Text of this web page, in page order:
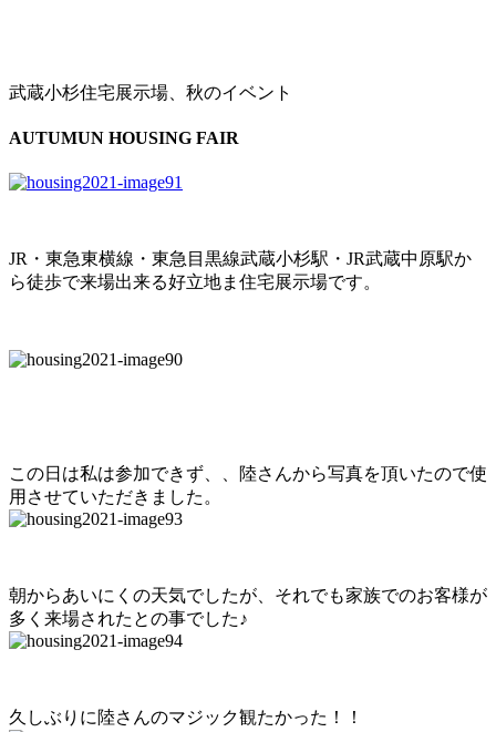
武蔵小杉住宅展示場、秋のイベント
AUTUMUN HOUSING FAIR
JR・東急東横線・東急目黒線武蔵小杉駅・JR武蔵中原駅か
ら徒歩で来場出来る好立地ま住宅展示場です。
この日は私は参加できず、、陸さんから写真を頂いたので使
用させていただきました。
朝からあいにくの天気でしたが、それでも家族でのお客様が
多く来場されたとの事でした♪
久しぶりに陸さんのマジック観たかった！！